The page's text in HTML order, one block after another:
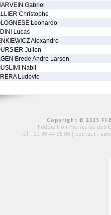
Gabriel
Christophe
Leonardo
Lucas
Alexandre
Julien
Brede Andre Larsen
Nabil
Ludovic
Copyright © 2015
Fédération Française des
tél : 01 39 44 65 80 | contact :